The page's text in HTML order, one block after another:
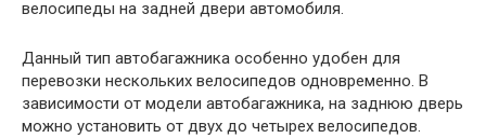
велосипеды на задней двери автомобиля.
Данный тип автобагажника особенно удобен для
перевозки нескольких велосипедов одновременно. В
зависимости от модели автобагажника, на заднюю дверь
можно установить от двух до четырех велосипедов.